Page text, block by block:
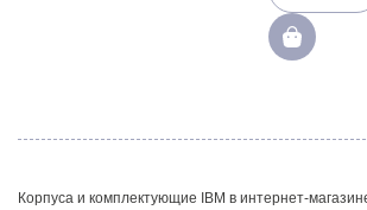
Корпуса и комплектующие IBM в интернет-